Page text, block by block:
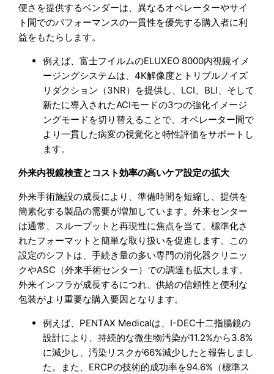
便さを提供するベンダーは、異なるオペレーターやサイ
ト間でのパフォーマンスの一貫性を優先する購入者に利
益をもたらします。
例えば、富士フイルムのELUXEO 8000内視鏡イメ
ージングシステムは、4K解像度とトリプルノイズ
リダクション（3NR）を提供し、LCI、BLI、そして
新たに導入されたACIモードの3つの強化イメージ
ングモードを切り替えることで、オペレーター間で
より一貫した病変の視覚化と特性評価をサポートし
ます。
外来内視鏡検査とコスト効率の高いケア設定の拡大
外来手術施設の成長により、準備時間を短縮し、提供を
簡素化する製品の需要が増加しています。外来センター
は通常、スループットと再現性に焦点を当て、標準化さ
れたフォーマットと簡単な取り扱いを促進します。この
設定のシフトは、手続き量の多い専門の消化器クリニッ
クやASC（外来手術センター）での調達も拡大します。
外来インフラが成長するにつれ、供給の信頼性と便利な
包装がより重要な購入要因となります。
例えば、PENTAX Medicalは、I-DEC十二指腸鏡の
設計により、持続的な微生物汚染が11.2%から3.8%
に減少し、汚染リスクが66%減少したと報告しまし
た。また、ERCPの技術的成功率を94.6%（標準ス